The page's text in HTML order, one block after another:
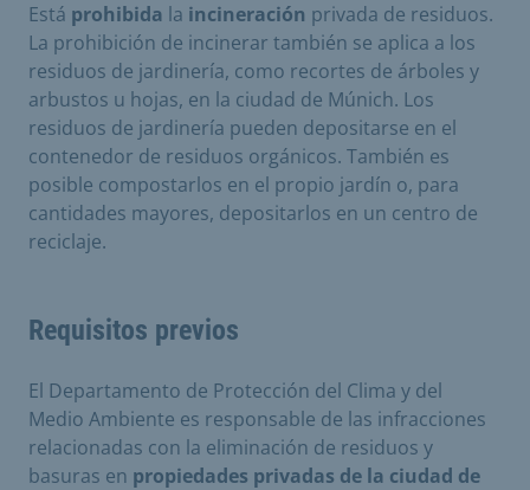
Está prohibida la incineración privada de residuos.
La prohibición de incinerar también se aplica a los
residuos de jardinería, como recortes de árboles y
arbustos u hojas, en la ciudad de Múnich. Los
residuos de jardinería pueden depositarse en el
contenedor de residuos orgánicos. También es
posible compostarlos en el propio jardín o, para
cantidades mayores, depositarlos en un centro de
reciclaje.
Requisitos previos
El Departamento de Protección del Clima y del
Medio Ambiente es responsable de las infracciones
relacionadas con la eliminación de residuos y
basuras en propiedades privadas de la ciudad de